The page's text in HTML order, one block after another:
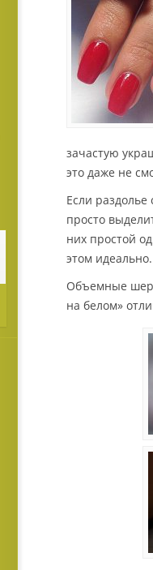
зачастую
это даже не
Если
просто
них простой
этом идеально.
Объемные
на белом»